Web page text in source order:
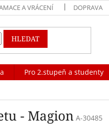
A VRÁCENÍ DOPRAVA
HLEDAT
Pro 2.stupeň a studenty
- Magion A-30485